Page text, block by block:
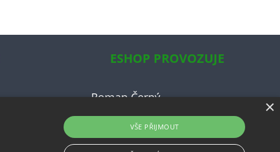
ESHOP PROVOZUJE
Roman Černý
×
VŠE PŘIJMOUT